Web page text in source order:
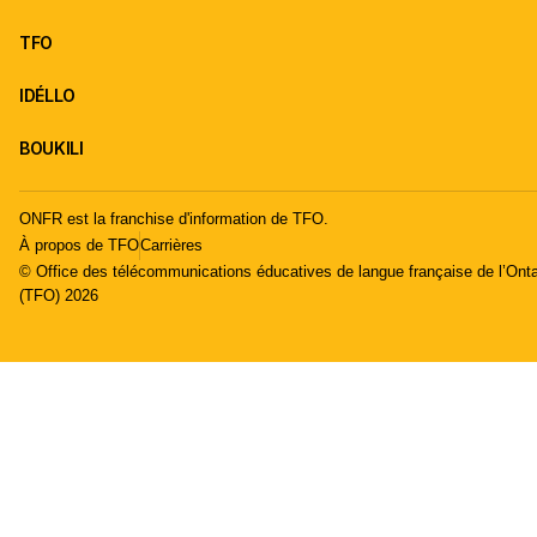
TFO
IDÉLLO
BOUKILI
ONFR est la franchise d'information de TFO.
À propos de TFOCarrières
© Office des télécommunications éducatives de langue française de
(TFO) 2026